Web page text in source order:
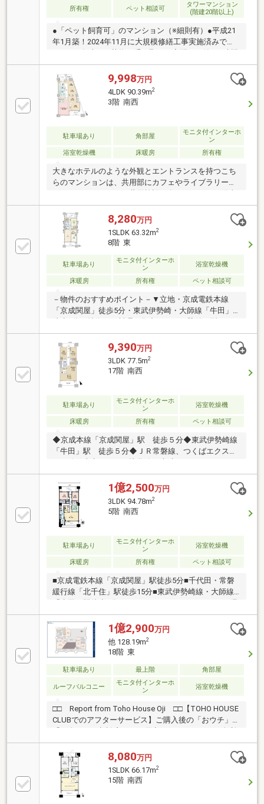
所有権 ペット相談可
タワーマンション
(階建20階以上)
●「ペット飼育可」のマンション（※細則有）●平成21
年1月築！2024年11月に大規模修繕工事実施済みで
ゴミ出し可能●南西向きのお部屋●LDKは約17.0帖！●
生ごみの処理に便利なディスポーザー付●浴室は
【1620サイズ】浴室乾燥機付●バルコニーにスロップ
シンク付――共用施設――○パークサイドスタディ ○パ
ークサイドカフェ○キッズスタジアム ○フィットネス
スタジオ○キッチンスタジオ ○ゲストルーム 他※一
部施設有償――アクセス――・東武伊勢崎線「牛田」駅
まで徒歩5分・京成本線「京成関屋」駅まで徒歩5分
9,998万円
4LDK 90.39m2
3階 南西
駐車場あり 角部屋
モニタ付インターホ
ン
浴室乾燥機
床暖房 所有権
大きなホテルのような外観とエントランスを持つこち
らのマンションは、共用部にカフェやライブラリー、
たりや通気性に優れた角部屋で、すべての居室に朝日
が差し込みます。コンビニや飲食店など、駅近の物件
特有の周辺環境の利便性もあるため、買い物や外食な
ど日々の暮らしには困らなさそう。ご見学にあわせて
無料の外部FP相談をご利用頂けます。マイホーム購入
だけでなく、老後の資金計画・お子様の教育資金等の
ライフシュミレーションを考慮した上で、無理のない
返済計画をご提案いたします。
8,280万円
1SLDK 63.32m2
8階 東
駐車場あり
モニタ付インターホ
ン
浴室乾燥機
床暖房 所有権 ペット相談可
－物件のおすすめポイント－▼立地・京成電鉄本線
「京成関屋」徒歩5分・東武伊勢崎・大師線「牛田」
チン・約5.8帖のサービススペースは窓・WIC付で多目
的に活用可能・ゲストルーム等の共用施設有(一部有
償)・24時間有人管理▼設備・床暖房(LD)・ディスポー
ザー・浴室換気暖房乾燥機・宅配ボックス▼周辺環
境・ダイエー千住曙町店 徒歩3分(約240m)・ファミリ
ーマート千住曙町店 徒歩2分(約150m)・墨田区総合運
動場 徒歩5分(約400ｍ) ※ ジム施設・会議室・宿泊ス
9,390万円
3LDK 77.5m2
17階 南西
駐車場あり
モニタ付インターホ
ン
浴室乾燥機
床暖房 所有権 ペット相談可
◆京成本線「京成関屋」駅 徒歩５分◆東武伊勢崎線
「牛田」駅 徒歩５分◆ＪＲ常磐線、つくばエクスプ
ン「北千住」駅 徒歩１７分◇２００９年１月築◇１
７階部分／２４階建◇高層階につき眺望良好！◇７
８．０２㎡（約２３．６坪）／３ＬＤＫ◇南西向きバ
ルコニーにつき陽当たり良好！！◆逆張りアウトフレ
ーム◆バルコニー奥行約２．０ｍ◆スロップシンクあ
り◆各居室収納あり【２ＷＩＣ】◇ＬＤ部分床暖房◇
ディスポーザーつき◇浴室換気乾燥機◆総戸数５１５
1億2,500万円
3LDK 94.78m2
5階 南西
駐車場あり
モニタ付インターホ
ン
浴室乾燥機
床暖房 所有権 ペット相談可
■京成電鉄本線「京成関屋」駅徒歩5分■千代田・常磐
緩行線「北千住」駅徒歩15分■東武伊勢崎線・大師線
田川が望めます■窓付き１６２０サイズの浴室■遮音性
能能に優れた二重床・二重天井■TVモニター付きイン
ターホン■自走式駐車場１００％設置■２４時間ゴミ出
し可能■ダブルオートロックシステム採用■不在時に便
利な宅配ボックス完備■パークサイドカフェやゲスト
ルーム等の共用施設有・ポーチ面積 12.28㎡（約3.71
坪）・自転車置場：月額100円～500円・バイク置場：
1億2,900万円
他 128.19m2
18階 東
駐車場あり 最上階 角部屋
ルーフバルコニー
モニタ付インターホ
ン
浴室乾燥機
□□ Report from Toho House Oji □□【TOHO HOUSE
CLUBでのアフターサービス】ご購入後の「おウチ」と
上昇時のリスクヘッジ、借換え相談、繰上返済のタイ
ミング、各種保険の見直し・・・etc・おウチの設備保
証や定期点検、駆け付けサービス・・・etc購入前のタ
イミングは勿論、購入後のご不安につきましてもご相
談可能です！まずはお気軽に現地をご覧下さいませ。
物件の詳細について、ご見学希望のお客様は下記番号
8,080万円
1SLDK 66.17m2
15階 南西